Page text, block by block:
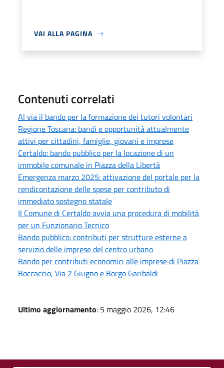
VAI ALLA PAGINA
Contenuti correlati
Al via il bando per la formazione dei tutori volontari
Regione Toscana: bandi e opportunità attualmente
attivi per cittadini, famiglie, giovani e imprese
Certaldo: bando pubblico per la locazione di un
immobile comunale in Piazza della Libertà
Emergenza marzo 2025: attivazione del portale per la
rendicontazione delle spese per contributo di
immediato sostegno statale
Il Comune di Certaldo avvia una procedura di mobilità
per un Funzionario Tecnico
Bando pubblico: contributi per strutture esterne a
servizio delle imprese del centro urbano
Bando per contributi economici alle imprese di Piazza
Boccaccio, Via 2 Giugno e Borgo Garibaldi
Ultimo aggiornamento: 5 maggio 2026, 12:46